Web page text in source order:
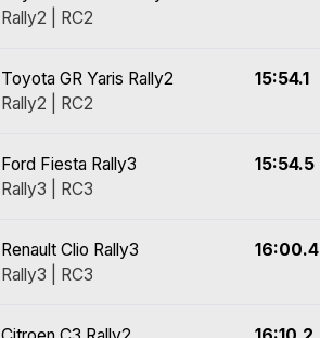
Rally2 | RC2
Toyota GR Yaris Rally2
Rally2 | RC2
15:54.1
Ford Fiesta Rally3
Rally3 | RC3
15:54.5
Renault Clio Rally3
Rally3 | RC3
16:00.4